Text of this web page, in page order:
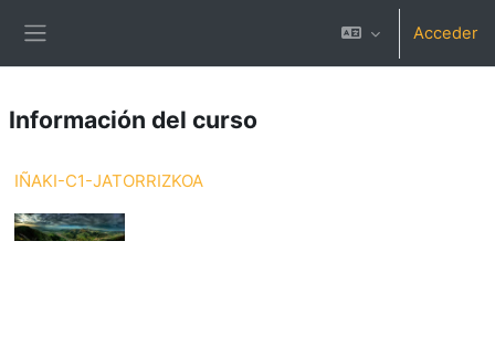
Acceder
Información del curso
IÑAKI-C1-JATORRIZKOA